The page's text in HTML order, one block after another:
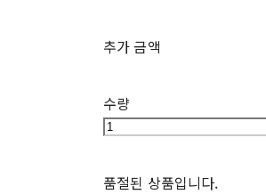
추가 금액
수량
품절된 상품입니다.